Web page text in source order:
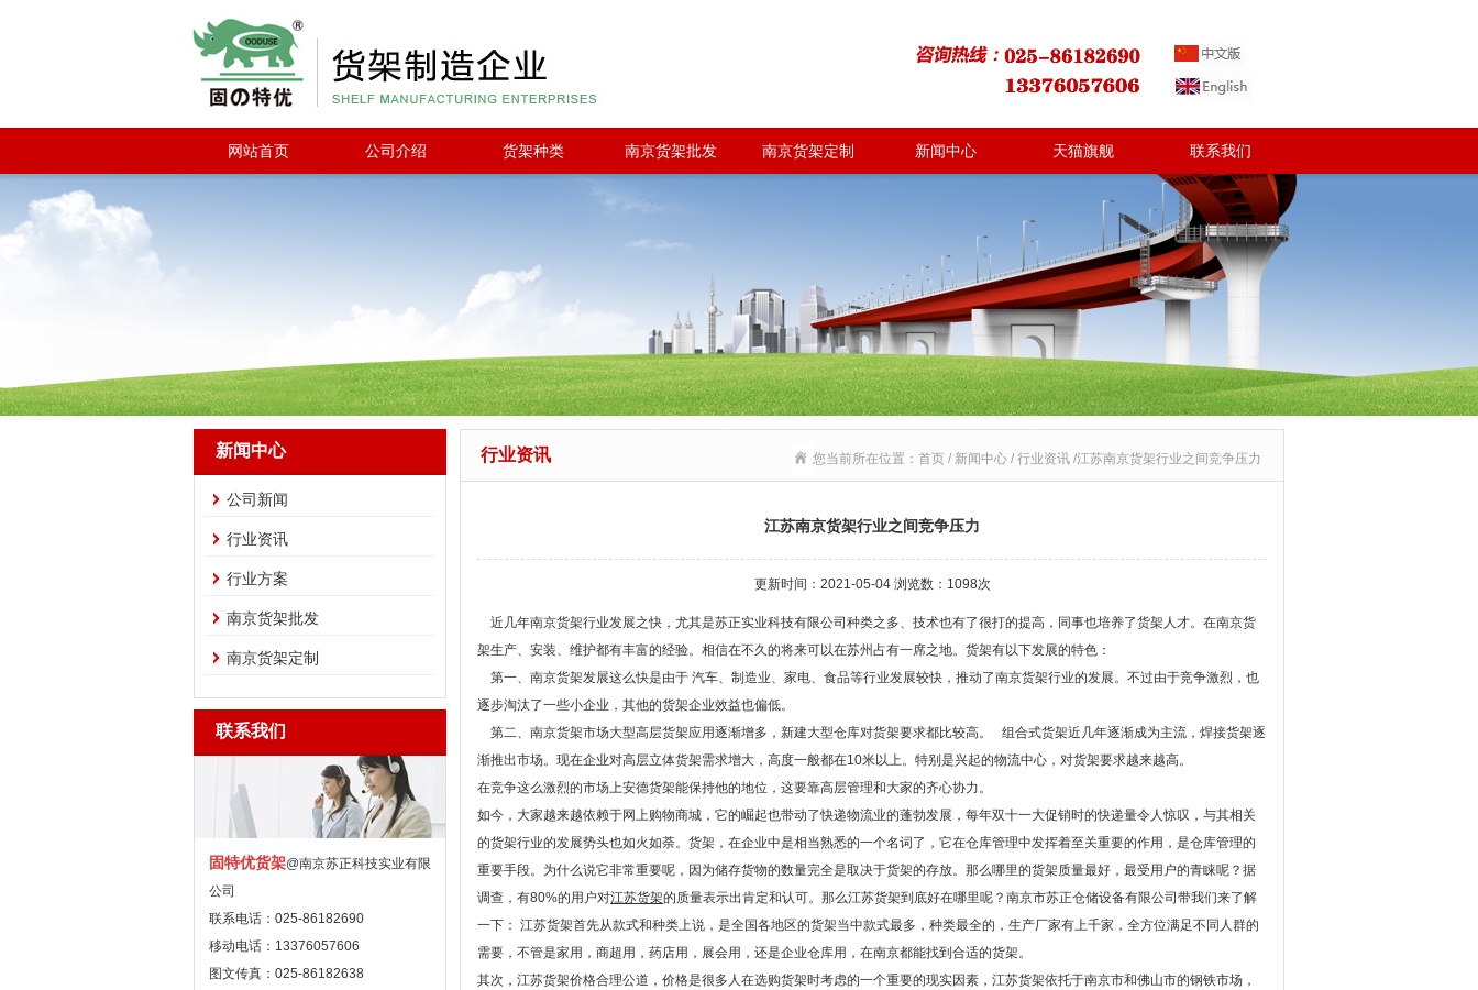
网站首页 公司介绍 货架种类 南京货架批发 南京货架定制 新闻中心 天猫旗舰 联系我们
新闻中心
公司新闻
行业资讯
行业方案
南京货架批发
南京货架定制
联系我们
固特优货架@南京苏正科技实业有限
公司
联系电话：025-86182690
移动电话：13376057606
图文传真：025-86182638
行业资讯 您当前所在位置：首页 / 新闻中心 / 行业资讯 /江苏南京货架行业之间竞争压力
江苏南京货架行业之间竞争压力
更新时间：2021-05-04 浏览数： 1098次
近几年南京货架行业发展之快，尤其是苏正实业科技有限公司种类之多、技术也有了很打的提高，同事也培养了货架人才。在南京货
架生产、安装、维护都有丰富的经验。相信在不久的将来可以在苏州占有一席之地。货架有以下发展的特色：
第一、南京货架发展这么快是由于 汽车、制造业、家电、食品等行业发展较快，推动了南京货架行业的发展。不过由于竞争激烈，也
逐步淘汰了一些小企业，其他的货架企业效益也偏低。
第二、南京货架市场大型高层货架应用逐渐增多，新建大型仓库对货架要求都比较高。 组合式货架近几年逐渐成为主流，焊接货架逐
渐推出市场。现在企业对高层立体货架需求增大，高度一般都在10米以上。特别是兴起的物流中心，对货架要求越来越高。
在竞争这么激烈的市场上安德货架能保持他的地位，这要靠高层管理和大家的齐心协力。
如今，大家越来越依赖于网上购物商城，它的崛起也带动了快递物流业的蓬勃发展，每年双十一大促销时的快递量令人惊叹，与其相关
的货架行业的发展势头也如火如荼。货架，在企业中是相当熟悉的一个名词了，它在仓库管理中发挥着至关重要的作用，是仓库管理的
重要手段。为什么说它非常重要呢，因为储存货物的数量完全是取决于货架的存放。那么哪里的货架质量最好，最受用户的青睐呢？据
调查，有80%的用户对江苏货架的质量表示出肯定和认可。那么江苏货架到底好在哪里呢？南京市苏正仓储设备有限公司带我们来了解
一下： 江苏货架首先从款式和种类上说，是全国各地区的货架当中款式最多，种类最全的，生产厂家有上千家，全方位满足不同人群的
需要，不管是家用，商超用，药店用，展会用，还是企业仓库用，在南京都能找到合适的货架。
其次，江苏货架价格合理公道，价格是很多人在选购货架时考虑的一个重要的现实因素，江苏货架依托于南京市和佛山市的钢铁市场，